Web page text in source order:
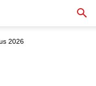
2026